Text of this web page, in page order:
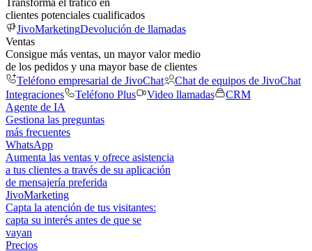
Transforma el tráfico en
clientes potenciales cualificados
JivoMarketingDevolución de llamadas
Ventas
Consigue más ventas, un mayor valor medio
de los pedidos y una mayor base de clientes
Teléfono empresarial de JivoChat
Chat de equipos de JivoChat
Integraciones
Teléfono Plus Video llamadas
CRM
Agente de IA
Gestiona las preguntas
más frecuentes
WhatsApp
Aumenta las ventas y ofrece asistencia
a tus clientes a través de su aplicación
de mensajería preferida
JivoMarketing
Capta la atención de tus visitantes:
capta su interés antes de que se
vayan
Precios